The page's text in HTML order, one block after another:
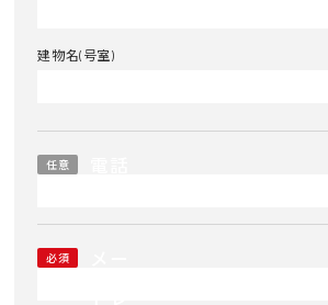
建物名(号室)
任意
必須